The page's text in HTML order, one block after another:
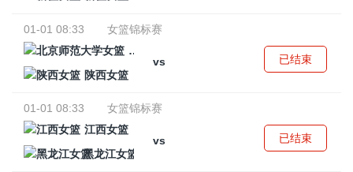
01-01 08:33
女篮锦标赛
北京师范大学女篮
vs
陕西女篮
已结束
01-01 08:33
女篮锦标赛
江西女篮
vs
黑龙江女篮
已结束